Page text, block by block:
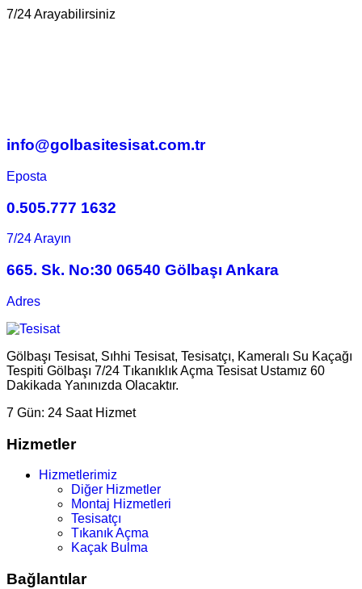
7/24 Arayabilirsiniz
info@golbasitesisat.com.tr
Eposta
0.505.777 1632
7/24 Arayın
665. Sk. No:30 06540 Gölbaşı Ankara
Adres
Gölbaşı Tesisat, Sıhhi Tesisat, Tesisatçı, Kameralı Su Kaçağı
Tespiti Gölbaşı 7/24 Tıkanıklık Açma Tesisat Ustamız 60
Dakikada Yanınızda Olacaktır.
7 Gün: 24 Saat Hizmet
Hizmetler
Hizmetlerimiz
Diğer Hizmetler
Montaj Hizmetleri
Tesisatçı
Tıkanık Açma
Kaçak Bulma
Bağlantılar